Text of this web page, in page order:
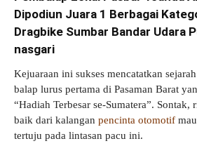
Dipodiun Juara 1 Berbagai
Dragbike Sumbar Bandar Udara
nasgari
​Kejuaraan ini sukses mencatatkan
balap lurus pertama di Pasaman Barat
“Hadiah Terbesar se-Sumatera”. Sontak,
baik dari kalangan pencinta otomotif
tertuju pada lintasan pacu ini.